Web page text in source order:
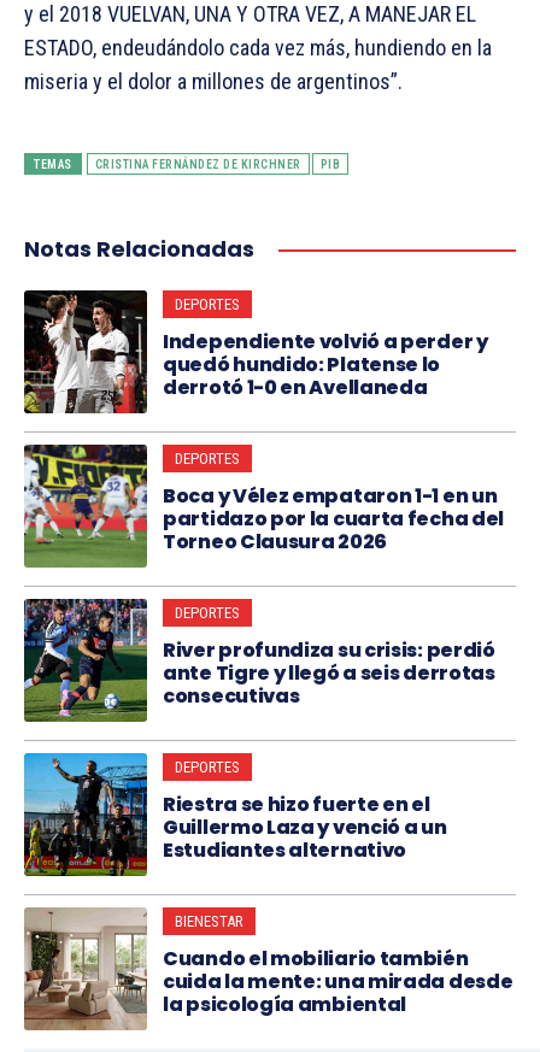
y el 2018 VUELVAN, UNA Y OTRA VEZ, A MANEJAR EL
ESTADO, endeudándolo cada vez más, hundiendo en la
miseria y el dolor a millones de argentinos”.
TEMAS CRISTINA FERNÁNDEZ DE KIRCHNER PIB
Notas Relacionadas
DEPORTES
Independiente volvió a perder y
quedó hundido: Platense lo
derrotó 1-0 en Avellaneda
DEPORTES
Boca y Vélez empataron 1-1 en un
partidazo por la cuarta fecha del
Torneo Clausura 2026
DEPORTES
River profundiza su crisis: perdió
ante Tigre y llegó a seis derrotas
consecutivas
DEPORTES
Riestra se hizo fuerte en el
Guillermo Laza y venció a un
Estudiantes alternativo
BIENESTAR
Cuando el mobiliario también
cuida la mente: una mirada desde
la psicología ambiental